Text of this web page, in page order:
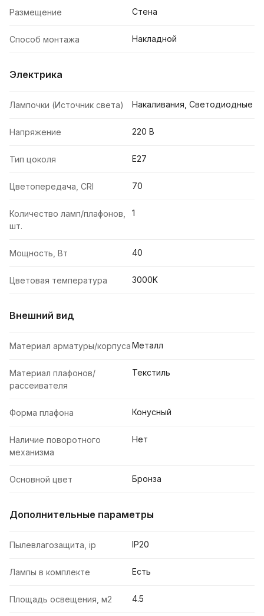
Размещение Стена
Способ монтажа Накладной
Электрика
Лампочки (Источник света) Накаливания, Светодиодные
Напряжение 220 В
Тип цоколя E27
Цветопередача, CRI 70
Количество ламп/плафонов,
шт.
1
Мощность, Вт 40
Цветовая температура 3000K
Внешний вид
Материал арматуры/корпусаМеталл
Материал плафонов/
рассеивателя
Текстиль
Форма плафона Конусный
Наличие поворотного
механизма
Нет
Основной цвет Бронза
Дополнительные параметры
Пылевлагозащита, ip IP20
Лампы в комплекте Есть
Площадь освещения, м2 4.5